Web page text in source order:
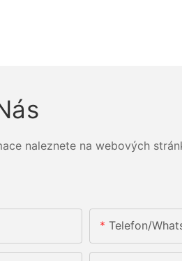
naleznete na webových
Telefon/